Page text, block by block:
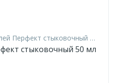
Перфект стыковочный 50 мл
стыковочный 50 мл